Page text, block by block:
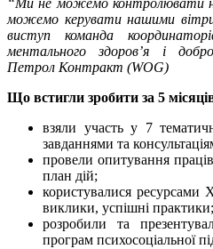
“Ми не можемо контролювати
можемо керувати нашими
виступ команда
ментального здоров’я і
Петрол Контракт (WOG)
Що встигли зробити за 5
взяли участь у 7
завданнями та
провели опитування
план дій;
користувалися ресурсами
виклики, успішні практики;
розробили та
програм психосоціальної